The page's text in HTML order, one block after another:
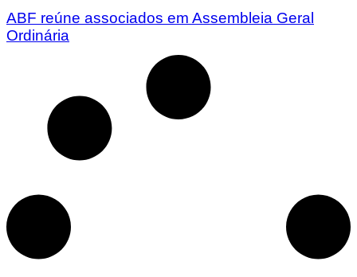
ABF reúne associados em Assembleia Geral
Ordinária